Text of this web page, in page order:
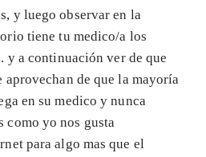
y luego observar en la
tiene tu medico/a los
y a continuación ver de que
aprovechan de que la mayoría
en su medico y nunca
como yo nos gusta
para algo mas que el